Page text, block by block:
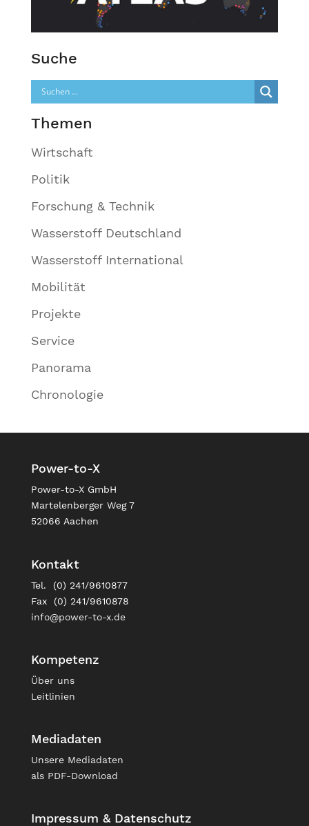
Suche
Themen
Wirtschaft
Politik
Forschung & Technik
Wasserstoff Deutschland
Wasserstoff International
Mobilität
Projekte
Service
Panorama
Chronologie
Power-to-X
Power-to-X GmbH
Martelenberger Weg 7
52066 Aachen
Kontakt
Tel. (0) 241/9610877
Fax (0) 241/9610878
info@power-to-x.de
Kompetenz
Über uns
Leitlinien
Mediadaten
Unsere Mediadaten
als PDF-Download
Impressum & Datenschutz